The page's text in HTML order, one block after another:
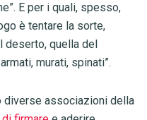
E per i quali, spesso,
è tentare la sorte,
deserto, quella del
murati, spinati”.
diverse associazioni della